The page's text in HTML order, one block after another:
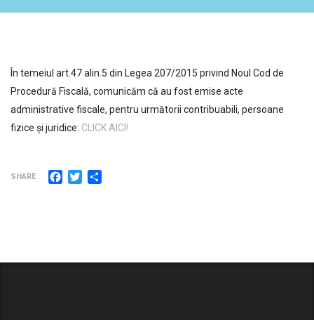
În temeiul art.47 alin.5 din Legea 207/2015 privind Noul Cod de
Procedură Fiscală, comunicăm că au fost emise acte
administrative fiscale, pentru următorii contribuabili, persoane
fizice şi juridice: CLICK AICI!
SHARE Facebook
Twitter